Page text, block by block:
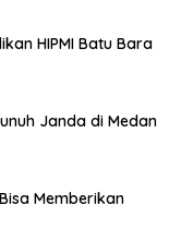
HIPMI Batu Bara
Janda di Medan
Memberikan